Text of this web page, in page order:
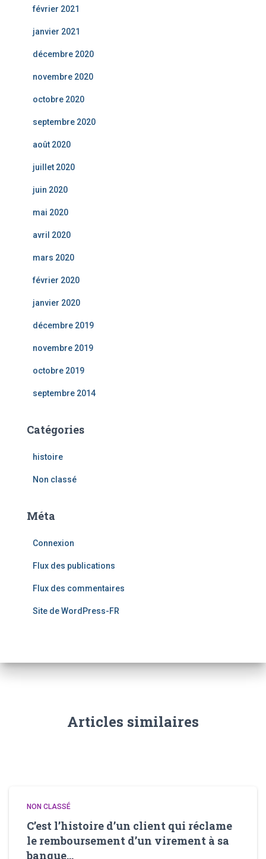
février 2021
janvier 2021
décembre 2020
novembre 2020
octobre 2020
septembre 2020
août 2020
juillet 2020
juin 2020
mai 2020
avril 2020
mars 2020
février 2020
janvier 2020
décembre 2019
novembre 2019
octobre 2019
septembre 2014
Catégories
histoire
Non classé
Méta
Connexion
Flux des publications
Flux des commentaires
Site de WordPress-FR
Articles similaires
NON CLASSÉ
C’est l’histoire d’un client qui réclame
le remboursement d’un virement à sa
banque…